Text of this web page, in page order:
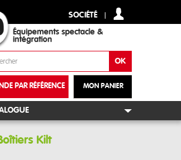
SOCIÉTÉ
Équipements spectacle &
intégration
MON PANIER
PAR RÉFÉRENCE
+
Kilt